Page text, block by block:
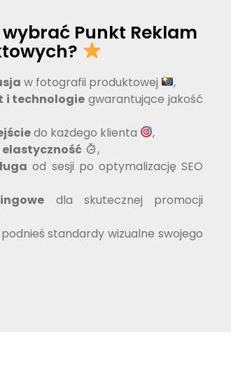
Punkt Reklam
w fotografii produktowej
,
i technologie gwarantujące jakość
do każdego klienta
,
elastyczność
,
od sesji po optymalizację SEO
dla skutecznej promocji
standardy wizualne swojego